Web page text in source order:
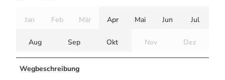
Jan Feb Mär Apr Mai Jun Jul
Aug Sep Okt Nov Dez
Wegbeschreibung